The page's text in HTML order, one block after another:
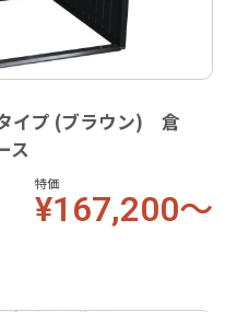
イプ (ブラウン) 倉
ス
特価
¥167,200～